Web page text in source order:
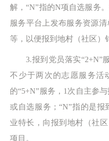
解，“N”指的N项自选服务
服务平台上发布服务资源
等，以便报到地村（社区）
3.报到党员落实“2+N”
不少于两次的志愿服务活
的“5+N”服务，1次自主参
或自选服务；“N”指的是
业特长，向报到地村（社
项目。